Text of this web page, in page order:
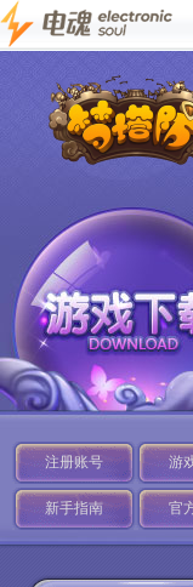
注册账号 游
新手指南 官